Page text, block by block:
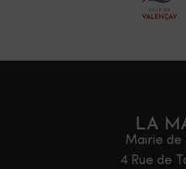
LA
Mairie de
4 Rue de